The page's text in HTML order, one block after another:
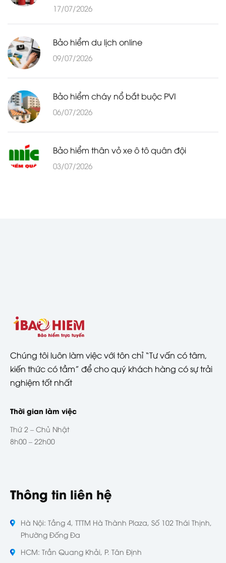
17/07/2026
Bảo hiểm du lịch online
09/07/2026
Bảo hiểm cháy nổ bắt buộc PVI
06/07/2026
Bảo hiểm thân vỏ xe ô tô quân đội
03/07/2026
Chúng tôi luôn làm việc với tôn chỉ “Tư vấn có tâm,
kiến thức có tầm” để cho quý khách hàng có sự trải
nghiệm tốt nhất
Thời gian làm việc
Thứ 2 – Chủ Nhật
8h00 – 22h00
Thông tin liên hệ
Hà Nội: Tầng 4, TTTM Hà Thành Plaza, Số 102 Thái Thịnh,
Phường Đống Đa
HCM: Trần Quang Khải, P. Tân Định